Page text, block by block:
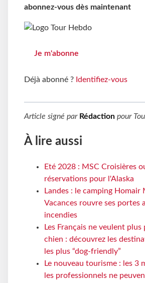
abonnez-vous dès maintenant
Je m'abonne
Déjà abonné ? Identifiez-vous
Article signé par Rédaction pour
À lire aussi
Eté 2028 : MSC Croisières
réservations pour l'Alaska
Landes : le camping Homair
Vacances rouvre ses portes
incendies
Les Français ne veulent
chien : découvrez les
les plus “dog-friendly”
Le nouveau tourisme : les 3
les professionnels ne